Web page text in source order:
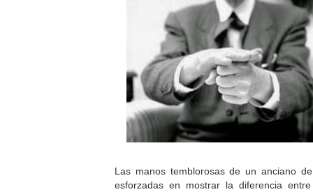
Las manos temblorosas de un anciano
esforzadas en mostrar la diferencia